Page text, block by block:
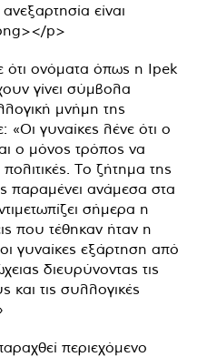
είναι
p>
ότι ονόματα όπως η Ipek
γίνει σύμβολα
μνήμη της
«Οι γυναίκες λένε ότι ο
ο μόνος τρόπος να
Το ζήτημα της
παραμένει ανάμεσα στα
σήμερα η
που τέθηκαν ήταν η
γυναίκες εξάρτηση από
διευρύνοντας τις
και τις συλλογικές
περιεχόμενο